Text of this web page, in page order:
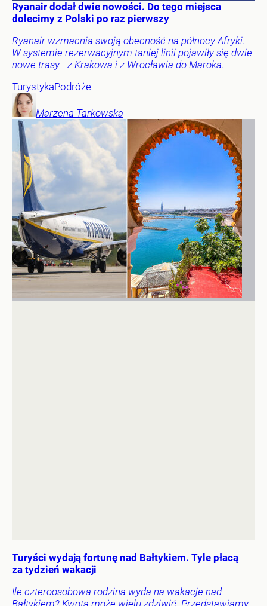
Ryanair dodał dwie nowości. Do tego miejsca
dolecimy z Polski po raz pierwszy
Ryanair wzmacnia swoją obecność na północy Afryki.
W systemie rezerwacyjnym taniej linii pojawiły się dwie
nowe trasy - z Krakowa i z Wrocławia do Maroka.
TurystykaPodróże
Marzena Tarkowska
Turyści wydają fortunę nad Bałtykiem. Tyle płacą
za tydzień wakacji
Ile czteroosobowa rodzina wyda na wakacje nad